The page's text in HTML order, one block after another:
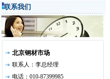
联系我们
北京钢材市场
联系人：李总经理
电话：010-87399985